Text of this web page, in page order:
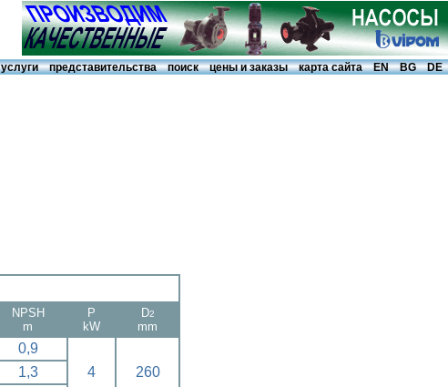
услуги представительства поиск цены и заказы карта сайта EN BG DE
NPSH
m
P
kW
D2
mm
0,9
4
260
1,3